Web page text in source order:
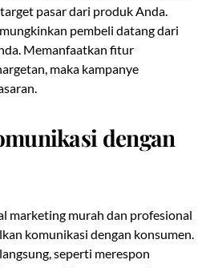
pasar dari produk Anda.
pembeli datang dari
Memanfaatkan fitur
maka kampanye
dengan
marketing murah dan profesional
komunikasi dengan konsumen.
seperti merespon